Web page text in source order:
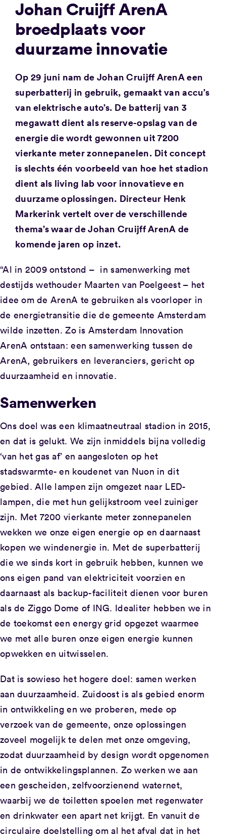
Johan Cruijff ArenA
broedplaats voor
duurzame innovatie
Op 29 juni nam de Johan Cruijff ArenA een
superbatterij in gebruik, gemaakt van accu’s
van elektrische auto’s. De batterij van 3
megawatt dient als reserve-opslag van de
energie die wordt gewonnen uit 7200
vierkante meter zonnepanelen. Dit concept
is slechts één voorbeeld van hoe het stadion
dient als living lab voor innovatieve en
duurzame oplossingen. Directeur Henk
Markerink vertelt over de verschillende
thema’s waar de Johan Cruijff ArenA de
komende jaren op inzet.
“Al in 2009 ontstond – in samenwerking met
destijds wethouder Maarten van Poelgeest – het
idee om de ArenA te gebruiken als voorloper in
de energietransitie die de gemeente Amsterdam
wilde inzetten. Zo is Amsterdam Innovation
ArenA ontstaan: een samenwerking tussen de
ArenA, gebruikers en leveranciers, gericht op
duurzaamheid en innovatie.
Samenwerken
Ons doel was een klimaatneutraal stadion in 2015,
en dat is gelukt. We zijn inmiddels bijna volledig
‘van het gas af’ en aangesloten op het
stadswarmte- en koudenet van Nuon in dit
gebied. Alle lampen zijn omgezet naar LED-
lampen, die met hun gelijkstroom veel zuiniger
zijn. Met 7200 vierkante meter zonnepanelen
wekken we onze eigen energie op en daarnaast
kopen we windenergie in. Met de superbatterij
die we sinds kort in gebruik hebben, kunnen we
ons eigen pand van elektriciteit voorzien en
daarnaast als backup-faciliteit dienen voor buren
als de Ziggo Dome of ING. Idealiter hebben we in
de toekomst een energy grid opgezet waarmee
we met alle buren onze eigen energie kunnen
opwekken en uitwisselen.
Dat is sowieso het hogere doel: samen werken
aan duurzaamheid. Zuidoost is als gebied enorm
in ontwikkeling en we proberen, mede op
verzoek van de gemeente, onze oplossingen
zoveel mogelijk te delen met onze omgeving,
zodat duurzaamheid by design wordt opgenomen
in de ontwikkelingsplannen. Zo werken we aan
een gescheiden, zelfvoorzienend waternet,
waarbij we de toiletten spoelen met regenwater
en drinkwater een apart net krijgt. En vanuit de
circulaire doelstelling om al het afval dat in het